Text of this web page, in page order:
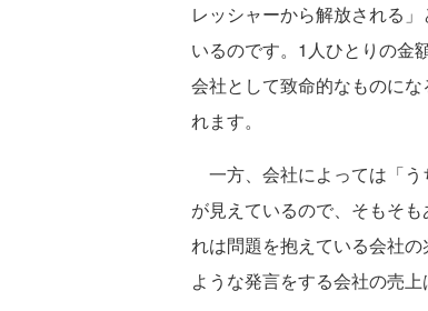
レッシャーから解放される
いるのです。1人ひとりの金
会社として致命的なものに
れます。
一方、会社によっては「
が見えているので、そもそ
れは問題を抱えている会社
ような発言をする会社の売